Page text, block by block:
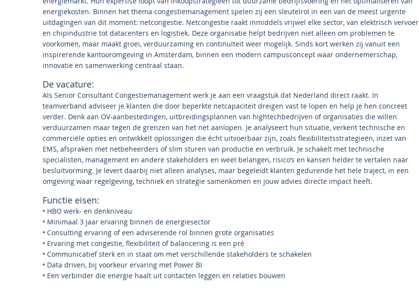
energiekosten. Binnen het thema congestiemanagement spelen zij een sleutelrol in een van de meest urgente
uitdagingen van dit moment: netcongestie. Netcongestie raakt inmiddels vrijwel elke sector, van elektrisch vervoer
en chipindustrie tot datacenters en logistiek. Deze organisatie helpt bedrijven niet alleen om problemen te
voorkomen, maar maakt groei, verduurzaming en continuïteit weer mogelijk. Sinds kort werken zij vanuit een
inspirerende kantooromgeving in Amsterdam, binnen een modern campusconcept waar ondernemerschap,
innovatie en samenwerking centraal staan.
De vacature:
Als Senior Consultant Congestiemanagement werk je aan een vraagstuk dat Nederland direct raakt. In
teamverband adviseer je klanten die door beperkte netcapaciteit dreigen vast te lopen en help je hen concreet
verder. Denk aan OV-aanbestedingen, uitbreidingsplannen van hightechbedrijven of organisaties die willen
verduurzamen maar tegen de grenzen van het net aanlopen. Je analyseert hun situatie, verkent technische en
commerciële opties en ontwikkelt oplossingen die écht uitvoerbaar zijn, zoals flexibiliteitsstrategieën, inzet van
EMS, afspraken met netbeheerders of slim sturen van productie en verbruik. Je schakelt met technische
specialisten, management en andere stakeholders en weet belangen, risico’s en kansen helder te vertalen naar
besluitvorming. Je levert daarbij niet alleen analyses, maar begeleidt klanten gedurende het hele traject, in een
omgeving waar regelgeving, techniek en strategie samenkomen en jouw advies directe impact heeft.
Functie eisen:
• HBO werk- en denkniveau
• Minimaal 3 jaar ervaring binnen de energiesector
• Consulting ervaring of een adviserende rol binnen grote organisaties
• Ervaring met congestie, flexibiliteit of balancering is een pré
• Communicatief sterk en in staat om met verschillende stakeholders te schakelen
• Data driven, bij voorkeur ervaring met Power BI
• Een verbinder die energie haalt uit contacten leggen en relaties bouwen